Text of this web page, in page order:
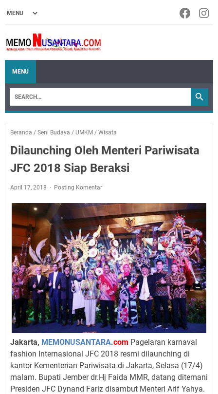
MENU
Beranda / Seni Budaya / UMKM / Wisata
Dilaunching Oleh Menteri Pariwisata
JFC 2018 Siap Beraksi
April 17, 2018 Posting Komentar
Jakarta, MEMONUSANTARA.com Pagelaran karnaval
fashion Internasional JFC 2018 resmi dilaunching di
kantor Kementerian Pariwisata di Jakarta, Selasa (17/4)
malam. Bupati Jember dr.Hj Faida MMR, datang ditemani
Presiden JFC Dynand Fariz disambut Menteri Arif Yahya.